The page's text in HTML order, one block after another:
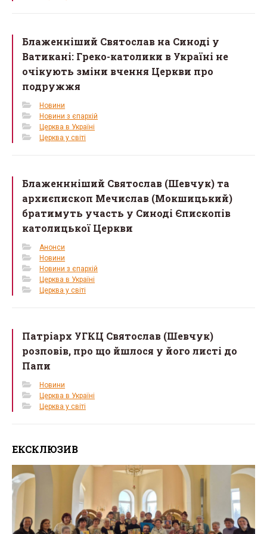
Блаженніший Святослав на Синоді у
Ватикані: Греко-католики в Україні не
очікують зміни вчення Церкви про
подружжя
Новини
Новини з єпархій
Церква в Україні
Церква у світі
Блаженнніший Святослав (Шевчук) та
архиєпископ Мечислав (Мокшицький)
братимуть участь у Синоді Єпископів
католицької Церкви
Анонси
Новини
Новини з єпархій
Церква в Україні
Церква у світі
Патріарх УГКЦ Святослав (Шевчук)
розповів, про що йшлося у його листі до
Папи
Новини
Церква в Україні
Церква у світі
ЕКСКЛЮЗИВ